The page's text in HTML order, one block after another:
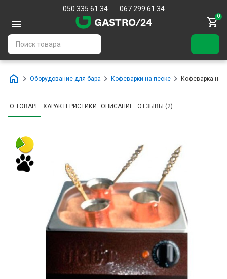
050 335 61 34 067 299 61 34
0
Оборудование для бара Кофеварки на песке Кофеварка на
О ТОВАРЕ ХАРАКТЕРИСТИКИ ОПИСАНИЕ ОТЗЫВЫ (2)